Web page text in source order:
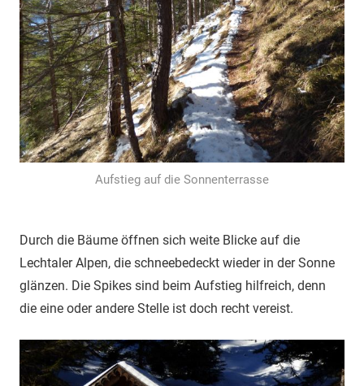
Aufstieg auf die Sonnenterrasse
Durch die Bäume öffnen sich weite Blicke auf die
Lechtaler Alpen, die schneebedeckt wieder in der Sonne
glänzen. Die Spikes sind beim Aufstieg hilfreich, denn
die eine oder andere Stelle ist doch recht vereist.